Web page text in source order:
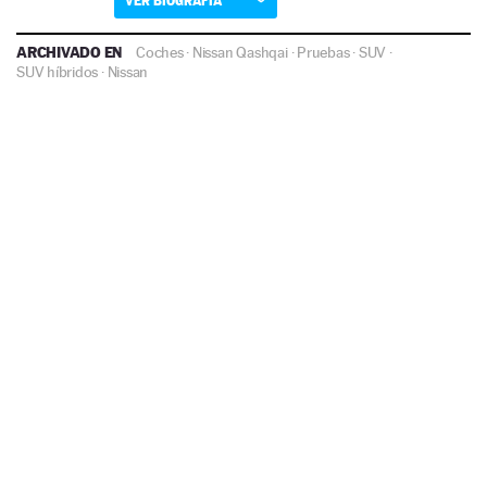
ARCHIVADO EN Coches· Nissan Qashqai·Pruebas·SUV ·
SUV híbridos · Nissan